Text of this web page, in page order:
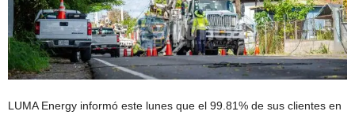
LUMA Energy informó este lunes que el 99.81% de sus clientes en